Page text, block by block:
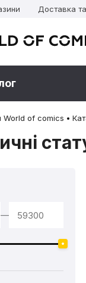
Доставка
World of comics
—